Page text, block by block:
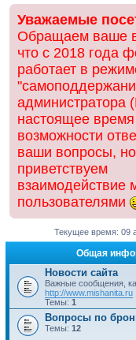
Уважаемые
Обращаем ваше
что с 2018 года
работает в
администратора
настоящее время
возможности
ваши вопросы,
приветствуем
взаимодействие
пользователями
Текущее время: 09
Общая
Новости сайта
Важные сообщения,
http://www.mishanita.ru
Темы: 1
Вопросы по
Темы: 12